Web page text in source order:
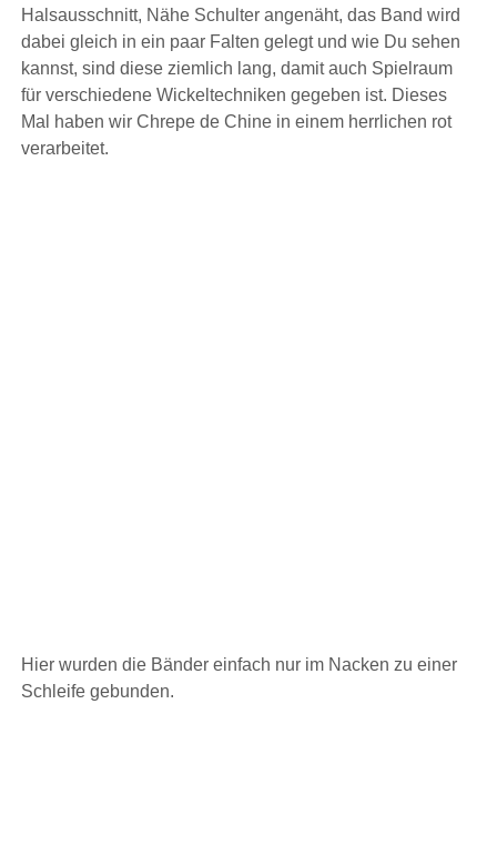
Halsausschnitt, Nähe Schulter angenäht, das Band wird
dabei gleich in ein paar Falten gelegt und wie Du sehen
kannst, sind diese ziemlich lang, damit auch Spielraum
für verschiedene Wickeltechniken gegeben ist. Dieses
Mal haben wir Chrepe de Chine in einem herrlichen rot
verarbeitet.
Hier wurden die Bänder einfach nur im Nacken zu einer
Schleife gebunden.